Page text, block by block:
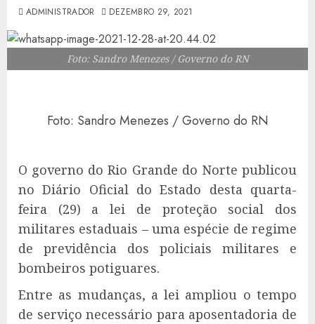
ADMINISTRADOR DEZEMBRO 29, 2021
Foto: Sandro Menezes / Governo do RN
Foto: Sandro Menezes / Governo do RN
O governo do Rio Grande do Norte publicou
no Diário Oficial do Estado desta quarta-
feira (29) a lei de proteção social dos
militares estaduais – uma espécie de regime
de previdência dos policiais militares e
bombeiros potiguares.
Entre as mudanças, a lei ampliou o tempo
de serviço necessário para aposentadoria de